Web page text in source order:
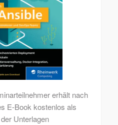
erhält nach
E-Book kostenlos als
Unterlagen